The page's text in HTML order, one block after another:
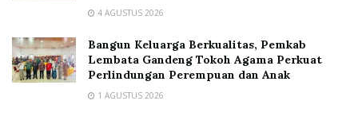
4 AGUSTUS 2026
Bangun Keluarga Berkualitas, Pemkab
Lembata Gandeng Tokoh Agama Perkuat
Perlindungan Perempuan dan Anak
1 AGUSTUS 2026